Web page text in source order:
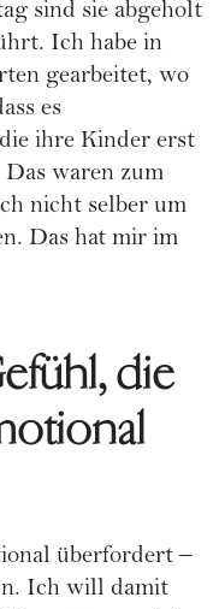
sind sie abgeholt
Ich habe in
gearbeitet, wo
es
ihre Kinder erst
waren zum
nicht selber um
Das hat mir im
die
überfordert –
Ich will damit